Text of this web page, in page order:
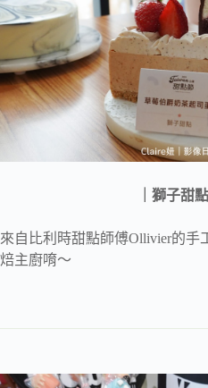
｜獅子甜點
來自比利時甜點師傅Ollivier的手
焙主廚唷～